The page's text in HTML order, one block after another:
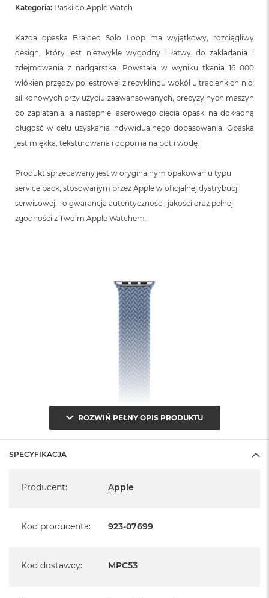
Kategoria: Paski do Apple Watch
Każda opaska Braided Solo Loop ma wyjątkowy, rozciągliwy
design, który jest niezwykle wygodny i łatwy do zakładania i
zdejmowania z nadgarstka. Powstała w wyniku tkania 16 000
włókien przędzy poliestrowej z recyklingu wokół ultracienkich nici
silikonowych przy użyciu zaawansowanych, precyzyjnych maszyn
do zaplatania, a następnie laserowego cięcia opaski na dokładną
długość w celu uzyskania indywidualnego dopasowania. Opaska
jest miękka, teksturowana i odporna na pot i wodę.
Produkt sprzedawany jest w oryginalnym opakowaniu typu
service pack, stosowanym przez Apple w oficjalnej dystrybucji
serwisowej. To gwarancja autentyczności, jakości oraz pełnej
zgodności z Twoim Apple Watchem.
ROZWIŃ PEŁNY OPIS PRODUKTU
SPECYFIKACJA
Producent: Apple
Kod producenta: 923-07699
Kod dostawcy: MPC53